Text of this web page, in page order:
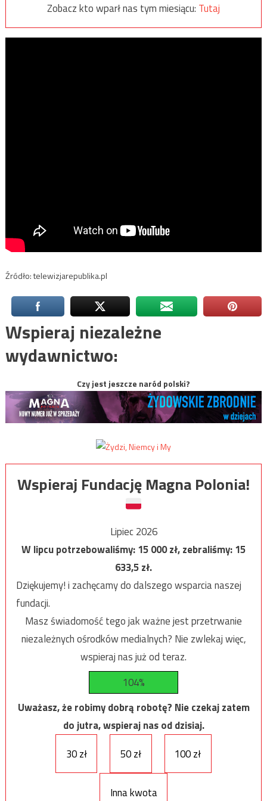
Zobacz kto wparł nas tym miesiącu: Tutaj
Źródło: telewizjarepublika.pl
Wspieraj niezależne
wydawnictwo:
Czy jest jeszcze naród polski?
Wspieraj Fundację Magna Polonia!
Lipiec 2026
W lipcu potrzebowaliśmy:15 000zł, zebraliśmy:15
633,5zł.
Dziękujemy! i zachęcamy do dalszego wsparcia naszej
fundacji.
Masz świadomość tego jak ważne jest przetrwanie
niezależnych ośrodków medialnych? Nie zwlekaj więc,
wspieraj nas już od teraz.
104%
Uważasz, że robimy dobrą robotę? Nie czekaj zatem
do jutra, wspieraj nas od dzisiaj.
30 zł
50 zł 100 zł
Inna kwota